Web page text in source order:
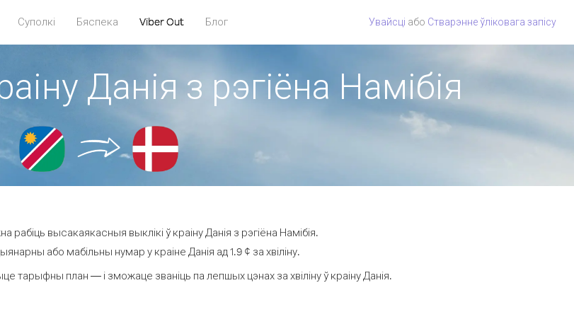
Суполкі Бяспека Viber Out Блог Увайсці або Стварэнне ўліковага запісу
Данія з рэгіёна Намібія
высакаякасныя выклікі ў краіну Данія з рэгіёна Намібія.
або мабільны нумар у краіне Данія ад 1.9 ¢ за хвіліну.
тарыфны план — і зможаце званіць па лепшых цэнах за хвіліну ў краіну Данія.